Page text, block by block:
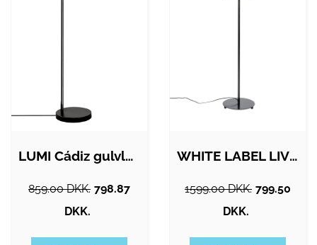
LUMI Cádiz gulvlampe - sort metal
859.00 DKK. 798.87
DKK.
WHITE LABEL LIVING Lena gulvlampe - sort…
1599.00 DKK. 799.50
DKK.